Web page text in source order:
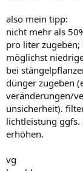
also mein tipp:
nicht mehr als
pro liter
möglichst
bei
dünger zugeben
veränderungen/
unsicherheit).
lichtleistung ggfs.
erhöhen.
vg